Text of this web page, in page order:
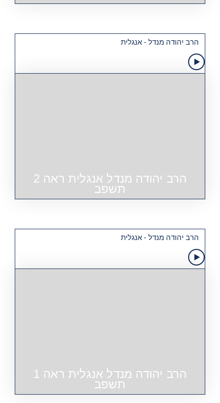
הרב יהודה מנדל - אנגלית
הרב יהודה מנדל אנגלית ראה 2
תשפב
הרב יהודה מנדל - אנגלית
הרב יהודה מנדל אנגלית ראה 1
תשפב